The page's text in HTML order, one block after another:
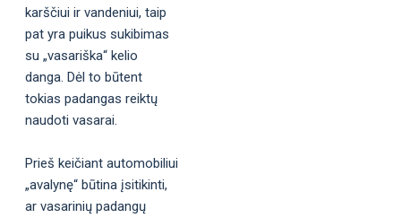
karščiui ir vandeniui, taip
pat yra puikus sukibimas
su „vasariška“ kelio
danga. Dėl to būtent
tokias padangas reiktų
naudoti vasarai.
Prieš keičiant automobiliui
„avalynę“ būtina įsitikinti,
ar vasarinių padangų